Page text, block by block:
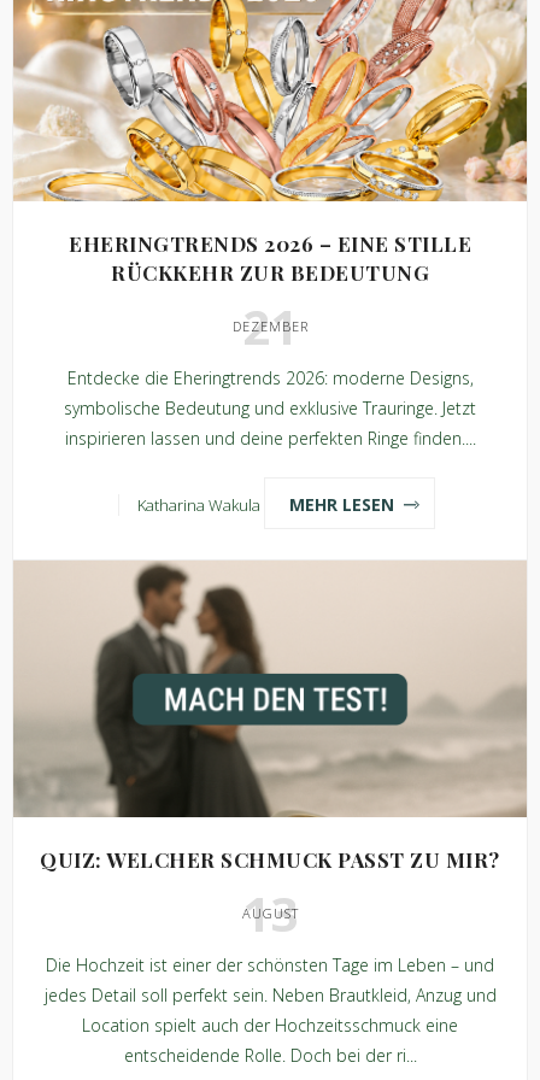
EHERINGTRENDS 2026 – EINE STILLE
RÜCKKEHR ZUR BEDEUTUNG
21
DEZEMBER
Entdecke die Eheringtrends 2026: moderne Designs,
symbolische Bedeutung und exklusive Trauringe. Jetzt
inspirieren lassen und deine perfekten Ringe finden....
Katharina Wakula MEHR LESEN
QUIZ: WELCHER SCHMUCK PASST ZU MIR?
13
AUGUST
Die Hochzeit ist einer der schönsten Tage im Leben – und
jedes Detail soll perfekt sein. Neben Brautkleid, Anzug und
Location spielt auch der Hochzeitsschmuck eine
entscheidende Rolle. Doch bei der ri...